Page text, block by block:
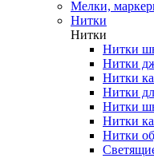
Мелки,
Нитки
Нитки
Нитки
Нитки
Нитки
Нитки
Нитки
Нитки
Нитки